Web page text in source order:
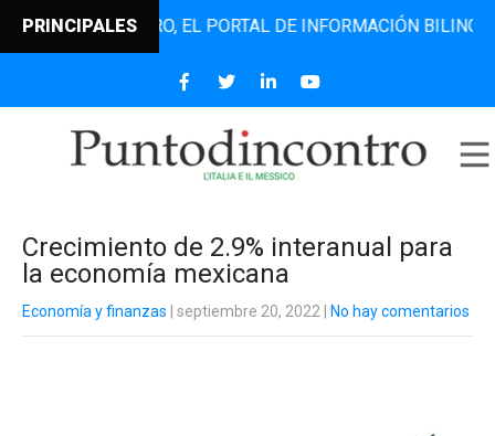
PRINCIPALESEL PORTAL DE INFORMACIÓN BILINGÜE
Crecimiento de 2.9% interanual para
la economía mexicana
Economía y finanzas | septiembre 20, 2022 No hay comentarios